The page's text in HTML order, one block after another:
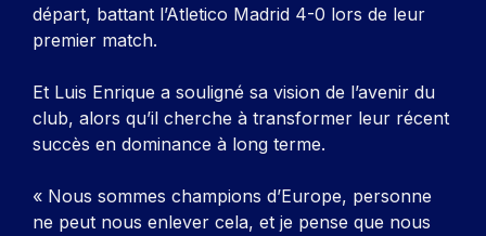
départ, battant l’Atletico Madrid 4-0 lors de leur
premier match.
Et Luis Enrique a souligné sa vision de l’avenir du
club, alors qu’il cherche à transformer leur récent
succès en dominance à long terme.
« Nous sommes champions d’Europe, personne
ne peut nous enlever cela, et je pense que nous